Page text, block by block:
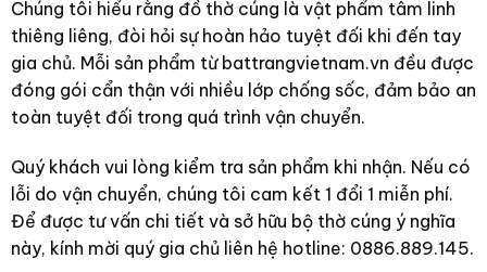
Chúng tôi hiểu rằng đồ thờ cúng là vật phẩm tâm linh
thiêng liêng, đòi hỏi sự hoàn hảo tuyệt đối khi đến tay
gia chủ. Mỗi sản phẩm từ battrangvietnam.vn đều được
đóng gói cẩn thận với nhiều lớp chống sốc, đảm bảo an
toàn tuyệt đối trong quá trình vận chuyển.
Quý khách vui lòng kiểm tra sản phẩm khi nhận. Nếu có
lỗi do vận chuyển, chúng tôi cam kết 1 đổi 1 miễn phí.
Để được tư vấn chi tiết và sở hữu bộ thờ cúng ý nghĩa
này, kính mời quý gia chủ liên hệ hotline: 0886.889.145.